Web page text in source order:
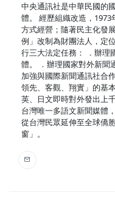
中央通訊社是中華民國的
體。 經歷組織改造，
方式經營；隨著民主化發
例」改制為財團法人，定
行三大法定任務： ．辦理
體。 ．辦理國家對外新聞
加強與國際新聞通訊社合
領先、客觀、翔實」的基
英、日文即時對外發出上
台灣唯一多語文新聞媒體
從台灣民眾延伸至全球僑
窗」。